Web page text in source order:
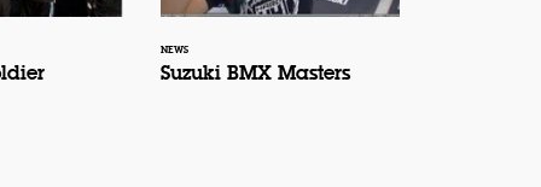
NEWS
Suzuki BMX Masters